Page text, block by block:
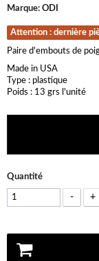
Marque: ODI
Attention : dernière
Paire d'embouts de
Made in USA
Type : plastique
Poids : 13 grs l'unité
Quantité
- +